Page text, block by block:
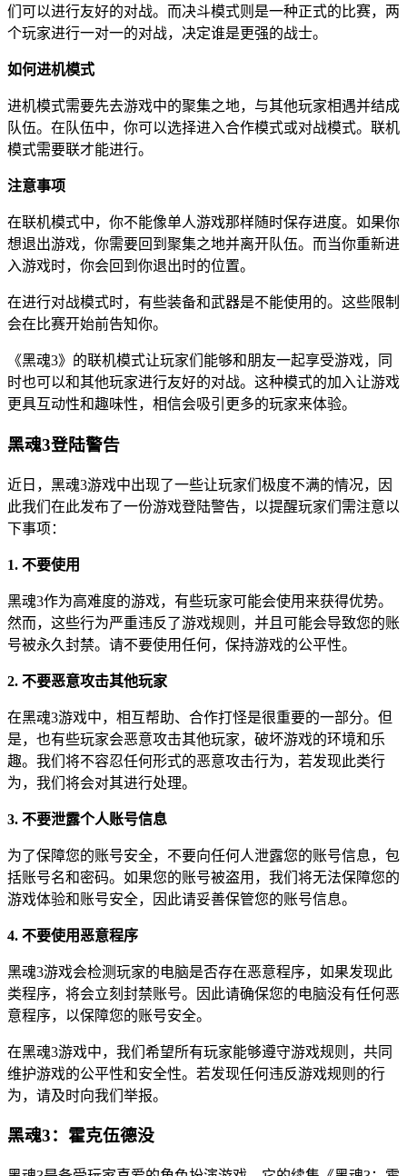
们可以进行友好的对战。而决斗模式则是一种正式的比赛，两
个玩家进行一对一的对战，决定谁是更强的战士。
如何进机模式
进机模式需要先去游戏中的聚集之地，与其他玩家相遇并结成
队伍。在队伍中，你可以选择进入合作模式或对战模式。联机
模式需要联才能进行。
注意事项
在联机模式中，你不能像单人游戏那样随时保存进度。如果你
想退出游戏，你需要回到聚集之地并离开队伍。而当你重新进
入游戏时，你会回到你退出时的位置。
在进行对战模式时，有些装备和武器是不能使用的。这些限制
会在比赛开始前告知你。
《黑魂3》的联机模式让玩家们能够和朋友一起享受游戏，同
时也可以和其他玩家进行友好的对战。这种模式的加入让游戏
更具互动性和趣味性，相信会吸引更多的玩家来体验。
黑魂3登陆警告
近日，黑魂3游戏中出现了一些让玩家们极度不满的情况，因
此我们在此发布了一份游戏登陆警告，以提醒玩家们需注意以
下事项：
1. 不要使用
黑魂3作为高难度的游戏，有些玩家可能会使用来获得优势。
然而，这些行为严重违反了游戏规则，并且可能会导致您的账
号被永久封禁。请不要使用任何，保持游戏的公平性。
2. 不要恶意攻击其他玩家
在黑魂3游戏中，相互帮助、合作打怪是很重要的一部分。但
是，也有些玩家会恶意攻击其他玩家，破坏游戏的环境和乐
趣。我们将不容忍任何形式的恶意攻击行为，若发现此类行
为，我们将会对其进行处理。
3. 不要泄露个人账号信息
为了保障您的账号安全，不要向任何人泄露您的账号信息，包
括账号名和密码。如果您的账号被盗用，我们将无法保障您的
游戏体验和账号安全，因此请妥善保管您的账号信息。
4. 不要使用恶意程序
黑魂3游戏会检测玩家的电脑是否存在恶意程序，如果发现此
类程序，将会立刻封禁账号。因此请确保您的电脑没有任何恶
意程序，以保障您的账号安全。
在黑魂3游戏中，我们希望所有玩家能够遵守游戏规则，共同
维护游戏的公平性和安全性。若发现任何违反游戏规则的行
为，请及时向我们举报。
黑魂3：霍克伍德没